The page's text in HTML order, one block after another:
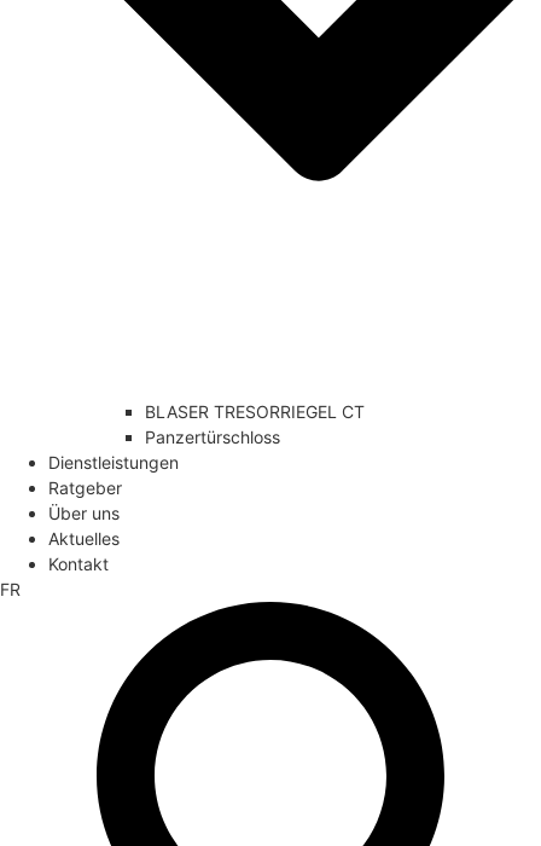
BLASER TRESORRIEGEL CT
Panzertürschloss
Dienstleistungen
Ratgeber
Über uns
Aktuelles
Kontakt
FR